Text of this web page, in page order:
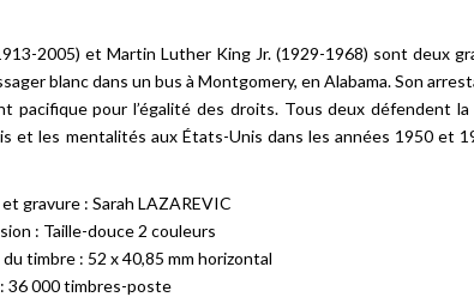
2005) et Martin Luther King Jr. (1929-1968) sont deux
blanc dans un bus à Montgomery, en Alabama. Son
pacifique pour l’égalité des droits. Tous deux
et les mentalités aux États-Unis dans les années 1950 et
gravure : Sarah LAZAREVIC
: Taille-douce 2 couleurs
timbre : 52 x 40,85 mm horizontal
36 000 timbres-poste